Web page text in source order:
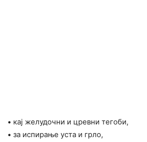
• кај желудочни и цревни тегоби,
• за испирање уста и грло,